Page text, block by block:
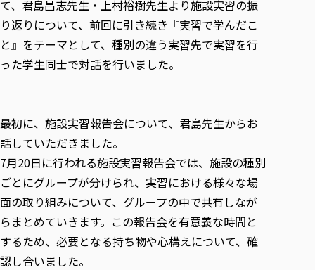
放射線モニタリング測定結果（国見キャンパス）
学部・学科等設置計画履行状況報告書
情報公開規程
総合福祉学研究科 社会福祉学専攻 修士課程
総合福祉学研究科 社会福祉学専攻 博士課程
総合福祉学研究科 福祉心理学専攻 修士課程
通信教育部
通信教育部
通信制大学院 総合福祉学研究科 社会福祉学専攻 修士課程
カリキュラム（学部・大学院）
学びの特徴
学びの特徴
ICT教育
初年次教育（リエゾンゼミⅠ）
実学臨床教育（総合福祉学部のみ履修可能）
教育実践活動（教育学科学生のみ受講可能）
禅のこころ
教員紹介・業績
学びのサポート
学びのサポート
学費（学部学科）
授業料減免・奨学金等
単独学内説明会のご案内
東北福祉大学求人・インターンシップ検索サイト（キャリタス
卒業生の方
卒業後のキャリア支援体制
在学生による訪問、情報提供へのご協力のお願い
よくあるご質問
東北福祉大学のDNA
Prospective Students
学生支援センター国際交流の活動
ニュース一覧
共同研究等をご検討の皆様へ
研究紀要
教職研究
東北福祉大学教育・教職センター特別支援教育研究年報一覧
東北福祉大学オープンアクセス方針
産学・産学官連携
産学・産学官連携
「高齢者のフレイル予防及びデジタルデバイド解消に向けた産
社会貢献・地域連携活動
社会貢献・地域連携活動
社会貢献・地域連携活動報告書
各種社会貢献活動の窓口
伝承講座「311『伝える／備える』次世代塾」
JICA草の根技術協力事業
被災地の子ども支援活動
自治体・団体等との主な協定
自治体・団体等との主な協定
研究所について
研究者のご紹介
月例TFU実学臨床研究セミナー
特別支援教育研究室
施設利用
学内ポータルシステム
て、君島昌志先生・上村裕樹先生より施設実習の振
り返りについて、前回に引き続き『実習で学んだこ
と』をテーマとして、種別の違う実習先で実習を行
った学生同士で対話を行いました。
最初に、施設実習報告会について、君島先生からお
話していただきました。
7月20日に行われる施設実習報告会では、施設の種別
ごとにグループが分けられ、実習における様々な場
面の取り組みについて、グループの中で共有しなが
らまとめていきます。この報告会を有意義な時間と
するため、必要となる持ち物や心構えについて、確
認し合いました。